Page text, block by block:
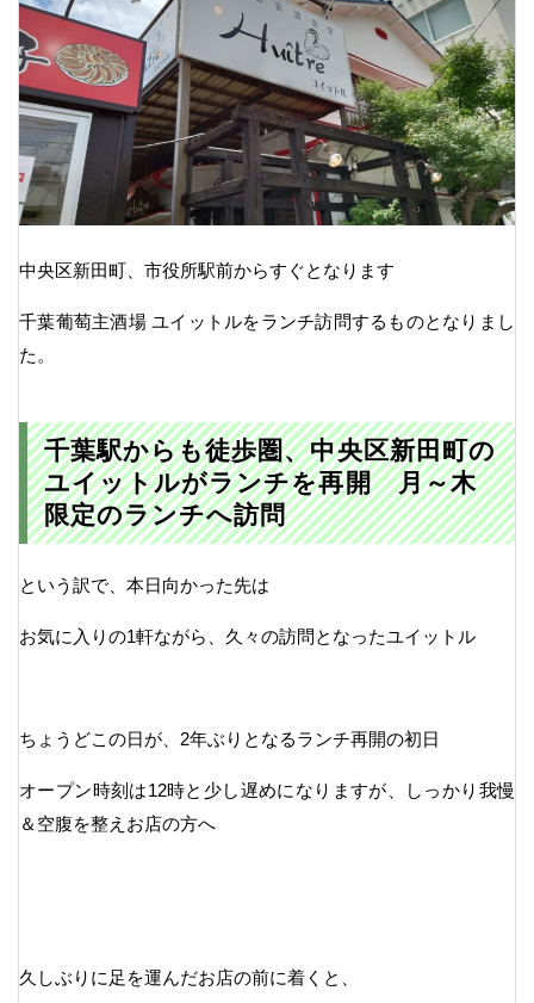
中央区新田町、市役所駅前からすぐとなります
千葉葡萄主酒場 ユイットルをランチ訪問するものとなりまし
た。
千葉駅からも徒歩圏、中央区新田町の
ユイットルがランチを再開 月～木
限定のランチへ訪問
という訳で、本日向かった先は
お気に入りの1軒ながら、久々の訪問となったユイットル
ちょうどこの日が、2年ぶりとなるランチ再開の初日
オープン時刻は12時と少し遅めになりますが、しっかり我慢
＆空腹を整えお店の方へ
久しぶりに足を運んだお店の前に着くと、